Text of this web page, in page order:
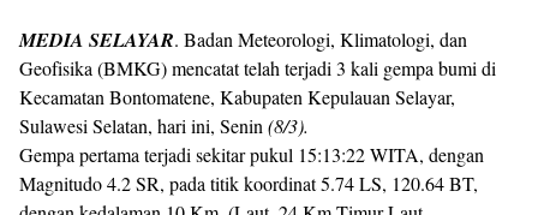
MEDIA SELAYAR. Badan Meteorologi, Klimatologi, dan
Geofisika (BMKG) mencatat telah terjadi 3 kali gempa bumi di
Kecamatan Bontomatene, Kabupaten Kepulauan Selayar,
Sulawesi Selatan, hari ini, Senin(8/3).
Gempa pertama terjadi sekitar pukul 15:13:22 WITA, dengan
Magnitudo 4.2 SR, pada titik koordinat 5.74 LS, 120.64 BT,